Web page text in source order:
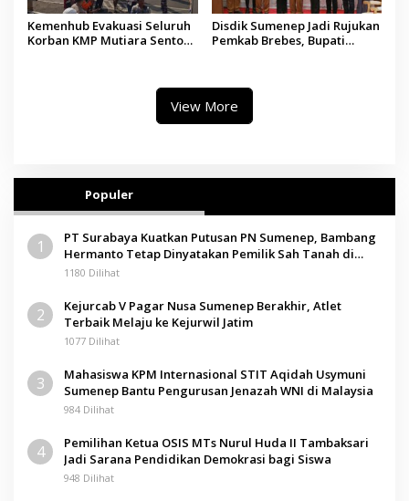
Kemenhub Evakuasi Seluruh
Korban KMP Mutiara Sentosa
Disdik Sumenep Jadi Rujukan
Pemkab Brebes, Bupati
View More
Populer
1
PT Surabaya Kuatkan Putusan PN Sumenep, Bambang
Hermanto Tetap Dinyatakan Pemilik Sah Tanah di
Pamolokan
1180 Dilihat
2
Kejurcab V Pagar Nusa Sumenep Berakhir, Atlet
Terbaik Melaju ke Kejurwil Jatim
1077 Dilihat
3
Mahasiswa KPM Internasional STIT Aqidah Usymuni
Sumenep Bantu Pengurusan Jenazah WNI di Malaysia
984 Dilihat
4
Pemilihan Ketua OSIS MTs Nurul Huda II Tambaksari
Jadi Sarana Pendidikan Demokrasi bagi Siswa
948 Dilihat